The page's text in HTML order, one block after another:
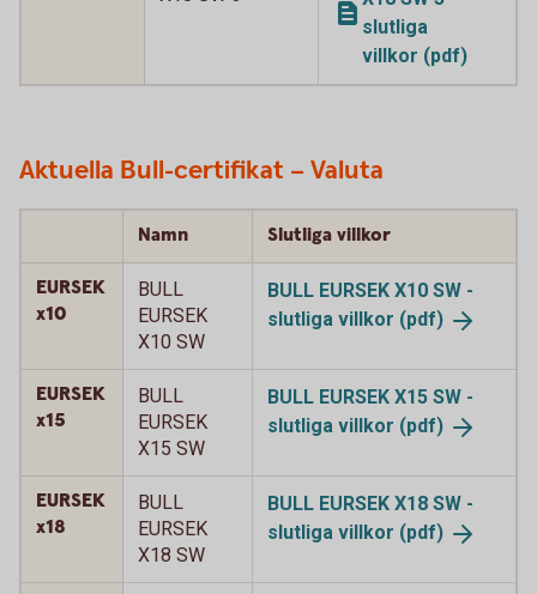
slutliga
villkor (pdf)
Aktuella Bull-certifikat – Valuta
Namn Slutliga villkor
EURSEK
x10
BULL
EURSEK
X10 SW
BULL EURSEK X10 SW -
slutliga villkor (pdf)
EURSEK
x15
BULL
EURSEK
X15 SW
BULL EURSEK X15 SW -
slutliga villkor (pdf)
EURSEK
x18
BULL
EURSEK
X18 SW
BULL EURSEK X18 SW -
slutliga villkor (pdf)